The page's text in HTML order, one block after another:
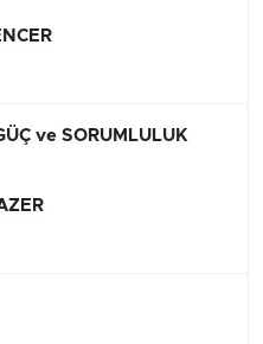
ve SORUMLULUK